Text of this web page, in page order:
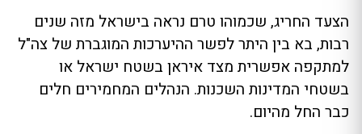
הצעד החריג, שכמוהו טרם נראה בישראל מזה שנים
רבות, בא בין היתר לפשר ההיערכות המוגברת של צה"ל
למתקפה אפשרית מצד איראן בשטח ישראל או
בשטחי המדינות השכנות. הנהלים המחמירים חלים
כבר החל מהיום.